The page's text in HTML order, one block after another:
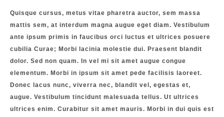
Quisque cursus, metus vitae pharetra auctor, sem massa
mattis sem, at interdum magna augue eget diam. Vestibulum
ante ipsum primis in faucibus orci luctus et ultrices posuere
cubilia Curae; Morbi lacinia molestie dui. Praesent blandit
dolor. Sed non quam. In vel mi sit amet augue congue
elementum. Morbi in ipsum sit amet pede facilisis laoreet.
Donec lacus nunc, viverra nec, blandit vel, egestas et,
augue. Vestibulum tincidunt malesuada tellus. Ut ultrices
ultrices enim. Curabitur sit amet mauris. Morbi in dui quis est